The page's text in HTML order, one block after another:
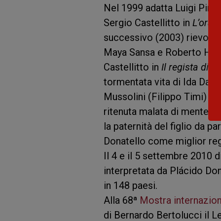
Nel 1999 adatta Luigi
Sergio Castellitto in L’ora
successivo (2003)
Maya Sansa e Roberto
Castellitto in Il regista di
tormentata vita di Ida
Mussolini (Filippo Timi) e
ritenuta malata di mente
la paternità del figlio da
Donatello come miglior
Il 4 e il 5 settembre 2010
interpretata da Plácido
in 148 paesi.
Alla 68ª Mostra
di Bernardo Bertolucci il